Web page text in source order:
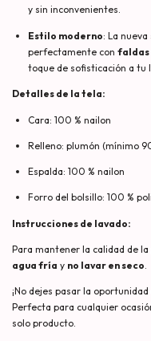
y sin inconvenientes.
Estilo moderno: La
perfectamente con faldas
toque de sofisticación a tu
Detalles de la tela:
Cara: 100 % nailon
Relleno: plumón (mínimo
Espalda: 100 % nailon
Forro del bolsillo: 100 %
Instrucciones de lavado:
Para mantener la calidad de
agua fría y no lavar en seco
¡No dejes pasar la
Perfecta para cualquier
solo producto.